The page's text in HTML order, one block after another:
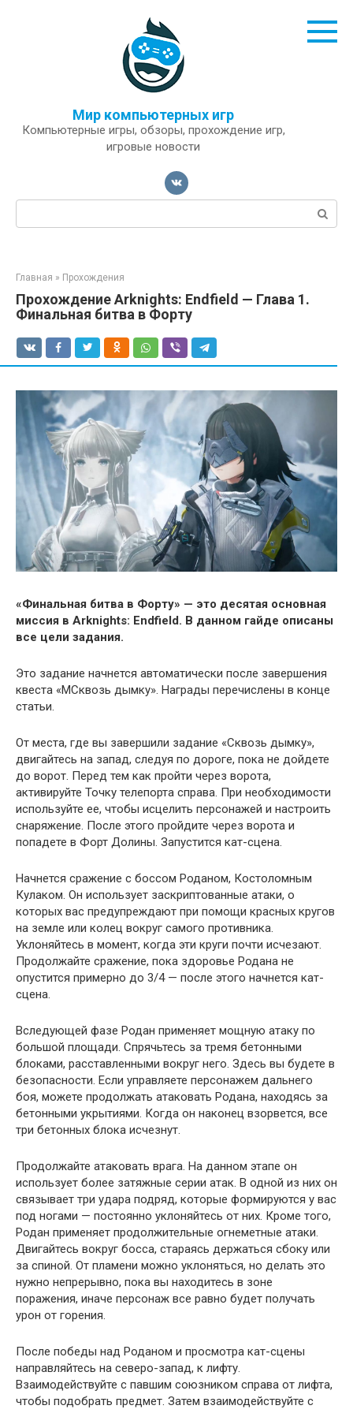
Мир компьютерных игр
Компьютерные игры, обзоры, прохождение игр,
игровые новости
Поиск:
Главная » Прохождения
Прохождение Arknights: Endfield — Глава 1.
Финальная битва в Форту
«Финальная битва в Форту» — это десятая основная
миссия в Arknights: Endfield. В данном гайде описаны
все цели задания.
Это задание начнется автоматически после завершения
квеста «МСквозь дымку». Награды перечислены в конце
статьи.
От места, где вы завершили задание «Сквозь дымку»,
двигайтесь на запад, следуя по дороге, пока не дойдете
до ворот. Перед тем как пройти через ворота,
активируйте Точку телепорта справа. При необходимости
используйте ее, чтобы исцелить персонажей и настроить
снаряжение. После этого пройдите через ворота и
попадете в Форт Долины. Запустится кат-сцена.
Начнется сражение с боссом Роданом, Костоломным
Кулаком. Он использует заскриптованные атаки, о
которых вас предупреждают при помощи красных кругов
на земле или колец вокруг самого противника.
Уклоняйтесь в момент, когда эти круги почти исчезают.
Продолжайте сражение, пока здоровье Родана не
опустится примерно до 3/4 — после этого начнется кат-
сцена.
Вследующей фазе Родан применяет мощную атаку по
большой площади. Спрячьтесь за тремя бетонными
блоками, расставленными вокруг него. Здесь вы будете в
безопасности. Если управляете персонажем дальнего
боя, можете продолжать атаковать Родана, находясь за
бетонными укрытиями. Когда он наконец взорвется, все
три бетонных блока исчезнут.
Продолжайте атаковать врага. На данном этапе он
использует более затяжные серии атак. В одной из них он
связывает три удара подряд, которые формируются у вас
под ногами — постоянно уклоняйтесь от них. Кроме того,
Родан применяет продолжительные огнеметные атаки.
Двигайтесь вокруг босса, стараясь держаться сбоку или
за спиной. От пламени можно уклоняться, но делать это
нужно непрерывно, пока вы находитесь в зоне
поражения, иначе персонаж все равно будет получать
урон от горения.
После победы над Роданом и просмотра кат-сцены
направляйтесь на северо-запад, к лифту.
Взаимодействуйте с павшим союзником справа от лифта,
чтобы подобрать предмет. Затем взаимодействуйте с